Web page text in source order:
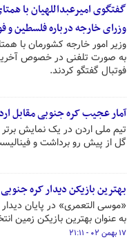
گفتگوی امیرعبداللهیان با
وزرای خارجه درباره فلسطین و
وزیر امور خارجه کشورمان با
به صورت تلفنی در خصوص
فوتبال گفتگو کردند.
آمار عجیب کره جنوبی مقابل
تیم ملی اردن در یک نمایش برتر
گل از پیش رو برداشت و
بهترین بازیکن دیدار کره
«موسی التعمری» در پایان
به عنوان بهترین بازیکن زمین
۱۷ بهمن ۰۲ - ۲۱:۱۱